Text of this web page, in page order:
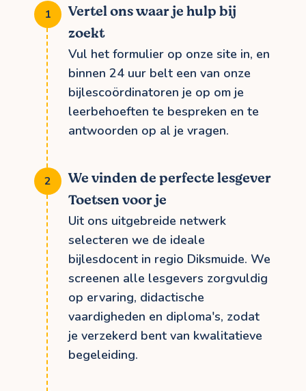
Vertel ons waar je hulp bij
zoekt
Vul het formulier op onze site in, en
binnen 24 uur belt een van onze
bijlescoördinatoren je op om je
leerbehoeften te bespreken en te
antwoorden op al je vragen.
We vinden de perfecte lesgever
Toetsen voor je
Uit ons uitgebreide netwerk
selecteren we de ideale
bijlesdocent in regio Diksmuide. We
screenen alle lesgevers zorgvuldig
op ervaring, didactische
vaardigheden en diploma's, zodat
je verzekerd bent van kwalitatieve
begeleiding.